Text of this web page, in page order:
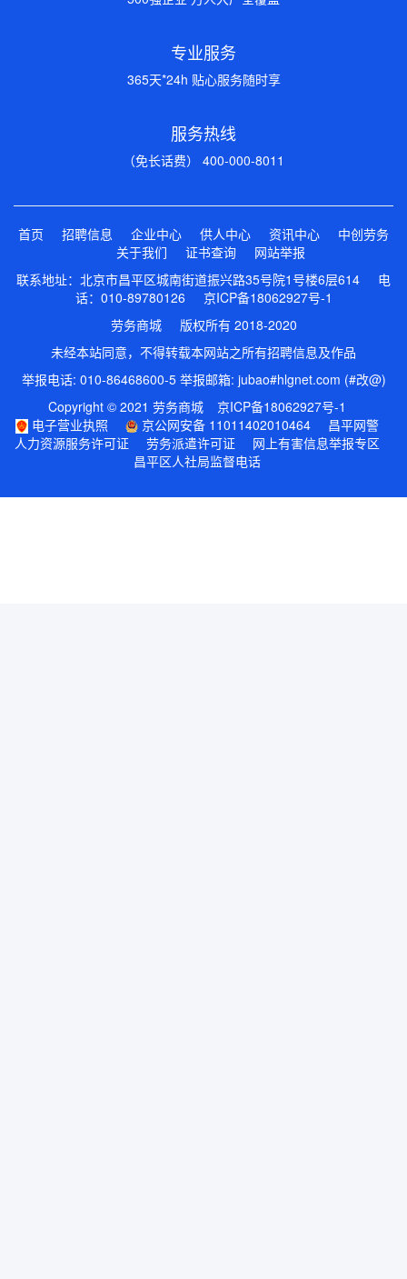
专业服务
365天*24h 贴心服务随时享
服务热线
（免长话费） 400-000-8011
首页 招聘信息 企业中心 供人中心 资讯中心
中创劳务
关于我们
证书查询
网站举报
联系地址：北京市昌平区城南街道振兴路35号院1号楼6层614 电
话：010-89780126 京ICP备18062927号-1
劳务商城 版权所有 2018-2020
未经本站同意，不得转载本网站之所有招聘信息及作品
举报电话: 010-86468600-5 举报邮箱: jubao#hlgnet.com (#改@)
Copyright © 2021 劳务商城
京ICP备18062927号-1
电子营业执照
京公网安备 11011402010464
昌平网警
人力资源服务许可证
劳务派遣许可证
网上有害信息举报专区
昌平区人社局监督电话